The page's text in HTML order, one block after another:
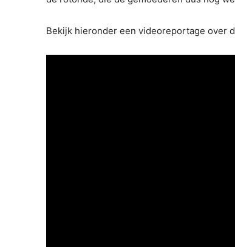
Bekijk hieronder een videoreportage over